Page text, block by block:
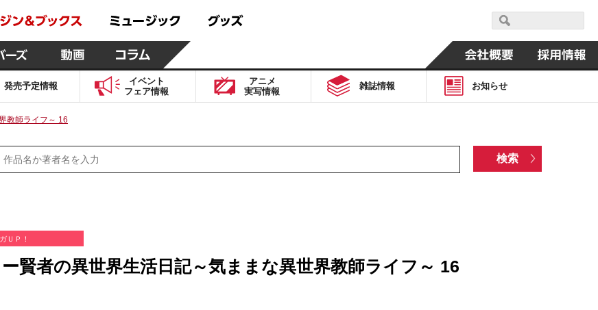
発売予定情報
イベント
フェア情報
アニメ
実写情報
雑誌情報 お知らせ
教師ライフ～ 16
ＵＰ！
賢者の異世界生活日記～気ままな異世界教師ライフ～ 16